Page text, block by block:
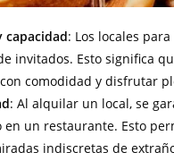
capacidad: Los locales
invitados. Esto significa
comodidad y disfrutar
: Al alquilar un local, se
en un restaurante. Esto
indiscretas de